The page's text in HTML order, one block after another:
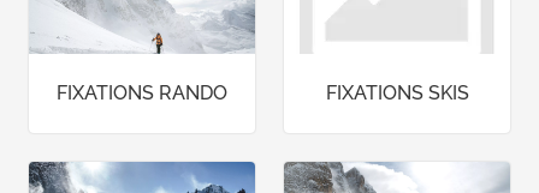
FIXATIONS RANDO FIXATIONS SKIS